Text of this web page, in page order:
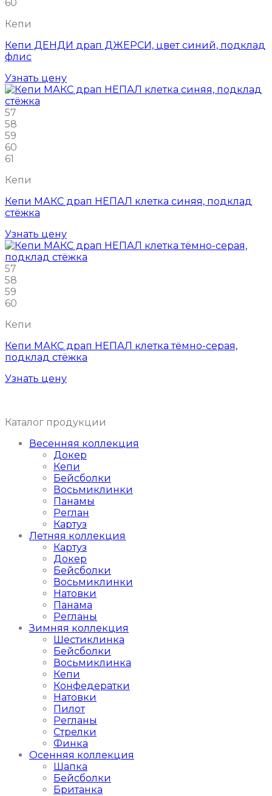
60
Кепи
Кепи ДЕНДИ драп ДЖЕРСИ, цвет синий, подклад
флис
Узнать цену
57
58
59
60
61
Кепи
Кепи МАКС драп НЕПАЛ клетка синяя, подклад
стёжка
Узнать цену
57
58
59
60
Кепи
Кепи МАКС драп НЕПАЛ клетка тёмно-серая,
подклад стёжка
Узнать цену
Каталог продукции
Весенняя коллекция
Докер
Кепи
Бейсболки
Восьмиклинки
Панамы
Реглан
Картуз
Летняя коллекция
Картуз
Докер
Бейсболки
Восьмиклинки
Натовки
Панама
Регланы
Зимняя коллекция
Шестиклинка
Бейсболки
Восьмиклинка
Кепи
Конфедератки
Натовки
Пилот
Регланы
Стрелки
Финка
Осенняя коллекция
Шапка
Бейсболки
Британка